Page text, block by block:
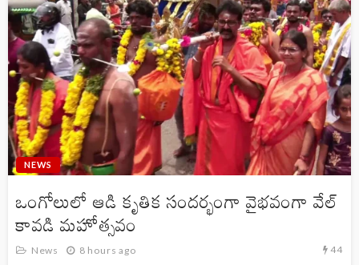
NEWS
ఒంగోలులో ఆడి కృతిక సందర్భంగా వైభవంగా వేల్
కావడి మహోత్సవం
News 8 hours ago 44